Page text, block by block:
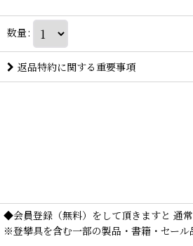
数量:
返品特約に関する重要事項
◆会員登録 （無料）をして頂きますと 通
※登攀具を含む一部の製品・書籍・セール